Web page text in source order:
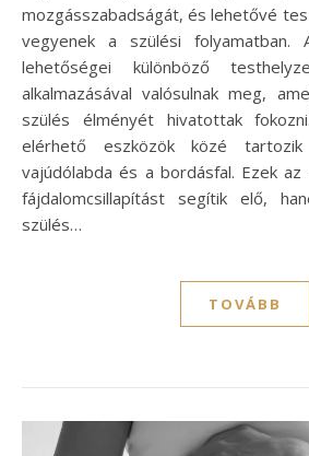
mozgásszabadságát, és lehetővé
vegyenek a szülési folyamatban.
lehetőségei különböző
alkalmazásával valósulnak meg,
szülés élményét hivatottak
elérhető eszközök közé
vajúdólabda és a bordásfal. Ezek az
fájdalomcsillapítást segítik elő,
szülés…
TOVÁBB